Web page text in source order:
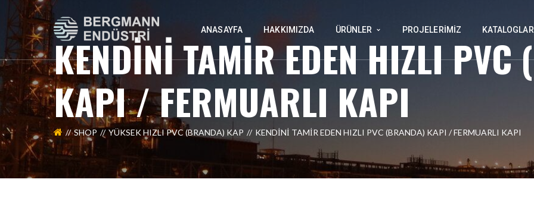
ANASAYFA HAKKIMIZDA ÜRÜNLER PROJELERIMIZ KATALOGLAR
KENDİNİ TAMİR EDEN HIZLI PVC
KAPI / FERMUARLI KAPI
SHOP YÜKSEK HIZLI PVC (BRANDA) KAP KENDİNİ TAMİR EDEN HIZLI PVC (BRANDA) KAPI / FERMUARLI KAPI